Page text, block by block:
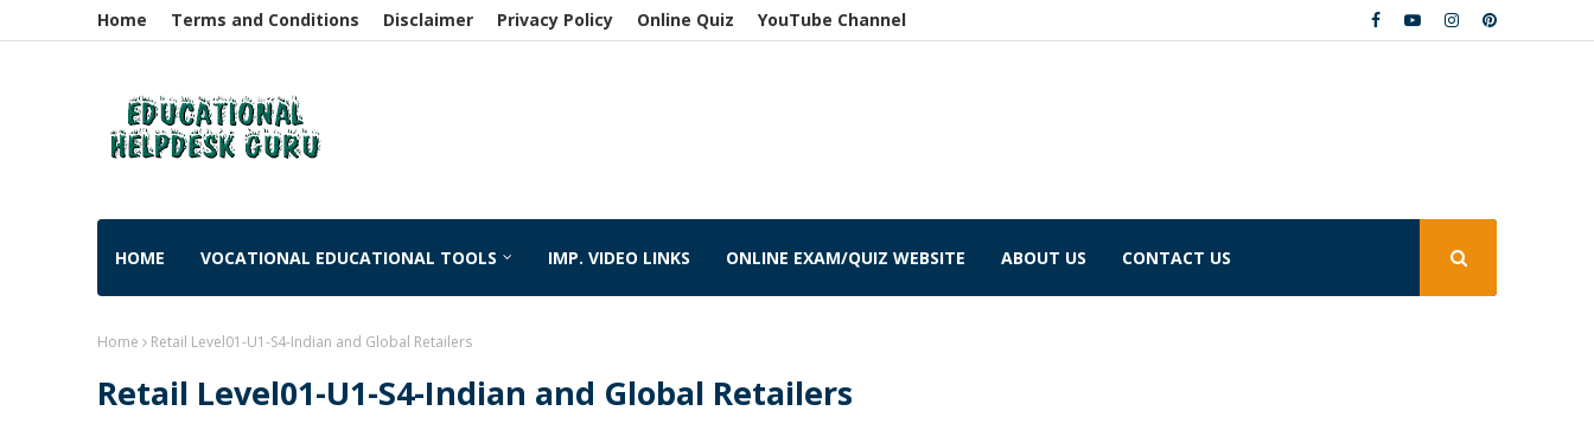
Home Terms and Conditions Disclaimer Privacy Policy Online Quiz YouTube Channel
HOME VOCATIONAL EDUCATIONAL TOOLS IMP. VIDEO LINKS ONLINE EXAM/QUIZ WEBSITE ABOUT US CONTACT US
Home Retail Level01-U1-S4-Indian and Global Retailers
Retail Level01-U1-S4-Indian and Global Retailers